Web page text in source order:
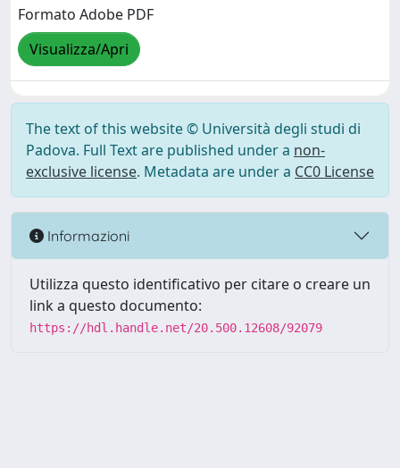
Formato Adobe PDF
Visualizza/Apri
The text of this website © Università degli studi di
Padova. Full Text are published under a non-
exclusive license. Metadata are under a CC0 License
Informazioni
Utilizza questo identificativo per citare o creare un
link a questo documento:
https://hdl.handle.net/20.500.12608/92079